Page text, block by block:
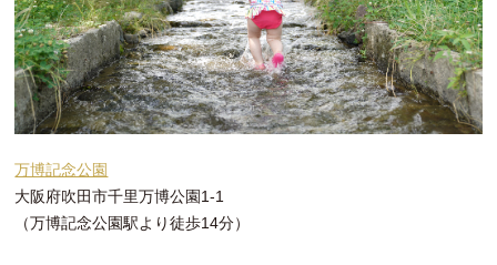
万博記念公園
大阪府吹田市千里万博公園1-1
（万博記念公園駅より徒歩14分）